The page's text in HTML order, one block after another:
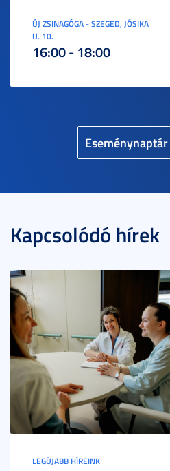
Eseménynaptár
ÚJ ZSINAGÓGA - SZEGED, JÓSIKA
U. 10.
16:00 - 18:00
Kapcsolódó hírek
LEGÚJABB HÍREINK